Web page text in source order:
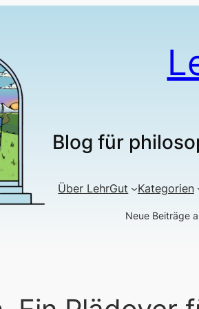
Blog für
Über LehrGut Kategorien
Neue Beiträge